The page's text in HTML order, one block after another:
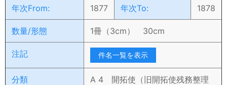
年次From: 1877 年次To: 1878
数量/形態 1冊（3cm） 30cm
注記 件名一覧を表示
分類
A 4 開拓使（旧開拓使残務整理